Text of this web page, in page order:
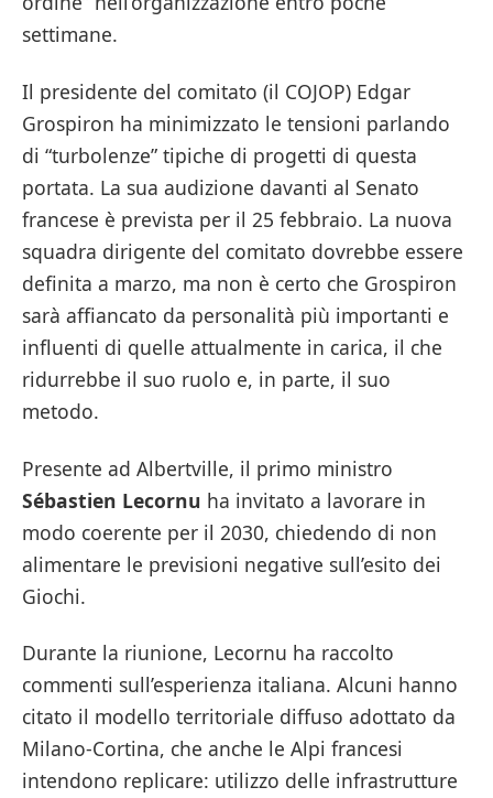
settimane.
Il presidente del comitato (il COJOP) Edgar
Grospiron ha minimizzato le tensioni parlando
di “turbolenze” tipiche di progetti di questa
portata. La sua audizione davanti al Senato
francese è prevista per il 25 febbraio. La nuova
squadra dirigente del comitato dovrebbe essere
definita a marzo, ma non è certo che Grospiron
sarà affiancato da personalità più importanti e
influenti di quelle attualmente in carica, il che
ridurrebbe il suo ruolo e, in parte, il suo
metodo.
Presente ad Albertville, il primo ministro
Sébastien Lecornu ha invitato a lavorare in
modo coerente per il 2030, chiedendo di non
alimentare le previsioni negative sull’esito dei
Giochi.
Durante la riunione, Lecornu ha raccolto
commenti sull’esperienza italiana. Alcuni hanno
citato il modello territoriale diffuso adottato da
Milano-Cortina, che anche le Alpi francesi
intendono replicare: utilizzo delle infrastrutture